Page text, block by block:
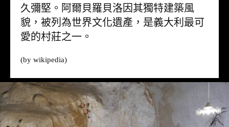
久彌堅。阿爾貝羅貝洛因其獨特建築風
貌，被列為世界文化遺產，是義大利最可
愛的村莊之一。
(by wikipedia)